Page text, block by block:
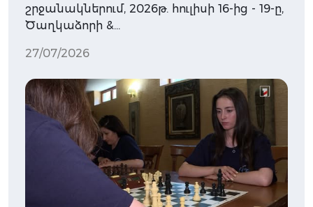
շրջանակներում, 2026թ. հուլիսի 16-ից - 19-ը,
Ծաղկաձորի &…
27/07/2026